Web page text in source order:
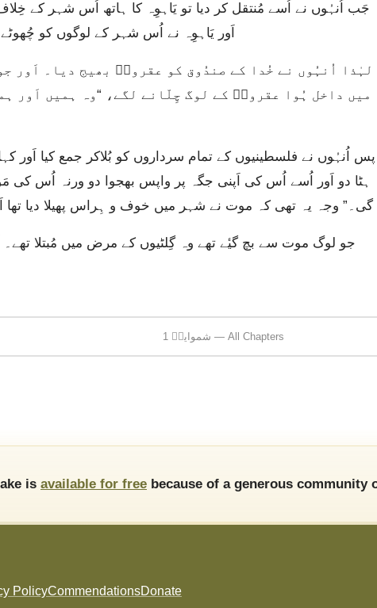
اَور یَاہوِہ نے اُس شہر کے لوگوں کو چُھوٹے
میں داخل ہُوا عقرونؔ کے لوگ چِلّانے لگے، “وہ ہمیں اَور
ہٹا دو اَور اُسے اُس کی اَپنی جگہ پر واپس بھجوا دو ورنہ اُس کی
گی۔” وجہ یہ تھی کہ موت نے شہر میں خوف و ہِراس پھیلا دیا تھا
1 شموایلؔ — All Chapters
is available for free because of a generous community
PolicyCommendationsDonate